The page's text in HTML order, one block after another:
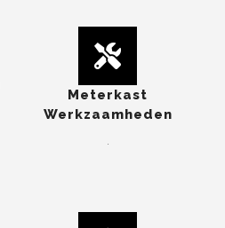
Meterkast
Werkzaamheden